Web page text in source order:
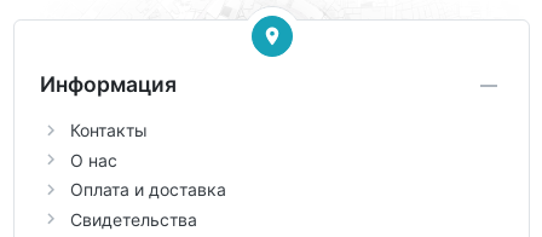
Информация
Контакты
О нас
Оплата и доставка
Свидетельства